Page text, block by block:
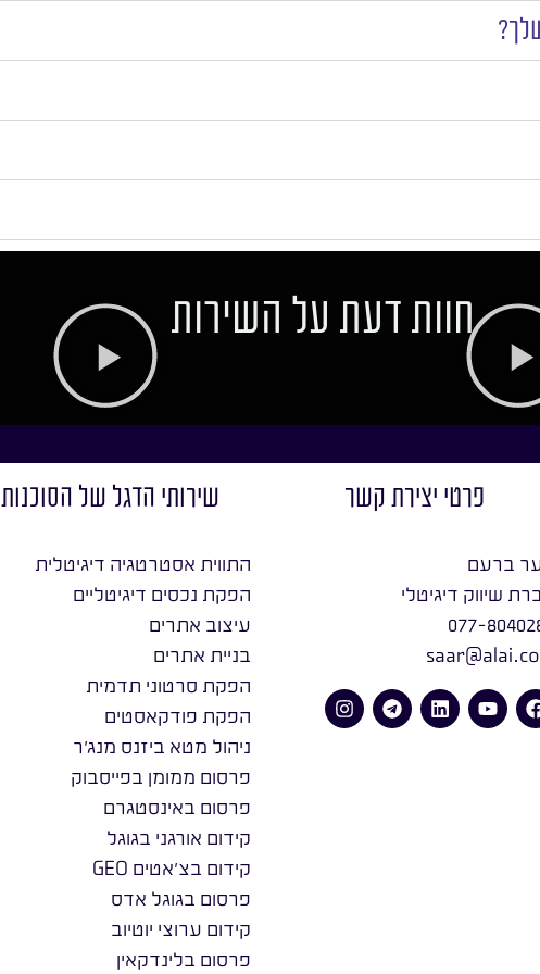
חוות דעת על השירות
פרטי יצירת קשר
ברעם
שיווק דיגיטלי
077-
שירותי הדגל של הסוכנות
התווית אסטרטגיה דיגיטלית
הפקת נכסים דיגיטליים
עיצוב אתרים
בניית אתרים
הפקת סרטוני תדמית
הפקת פודקאסטים
ניהול מטא ביזנס מנג׳ר
פרסום ממומן בפייסבוק
פרסום באינסטגרם
קידום אורגני בגוגל
קידום בצ׳אטים GEO
פרסום בגוגל אדס
קידום ערוצי יוטיוב
פרסום בלינדקאין